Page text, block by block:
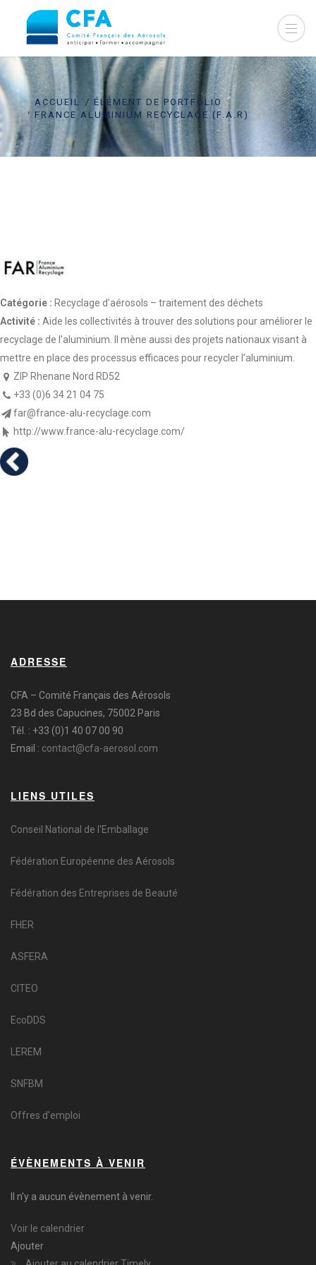
ACCUEIL
ÉLÉMENT DE PORTFOLIO
FRANCE ALUMINIUM RECYCLAGE (F.A.R)
Catégorie : Recyclage d’aérosols – traitement des déchets
Activité : Aide les collectivités à trouver des solutions pour améliorer le
recyclage de l’aluminium. Il mène aussi des projets nationaux visant à
mettre en place des processus efficaces pour recycler l’aluminium.
ZIP Rhenane Nord RD52
+33 (0)6 34 21 04 75
far@france-alu-recyclage.com
http://www.france-alu-recyclage.com/
ADRESSE
CFA – Comité Français des Aérosols
23 Bd des Capucines, 75002 Paris
Tél. : +33 (0)1 40 07 00 90
Email : contact@cfa-aerosol.com
LIENS UTILES
Conseil National de l'Emballage
Fédération Européenne des Aérosols
Fédération des Entreprises de Beauté
FHER
ASFERA
CITEO
EcoDDS
LEREM
SNFBM
Offres d'emploi
ÉVÈNEMENTS À VENIR
Il n’y a aucun évènement à venir.
Voir le calendrier
Ajouter